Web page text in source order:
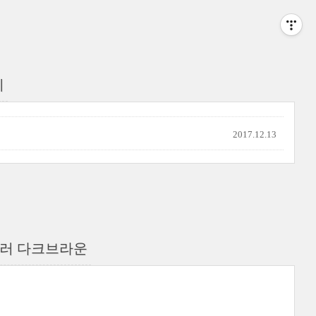
2017.12.13
다크브라운